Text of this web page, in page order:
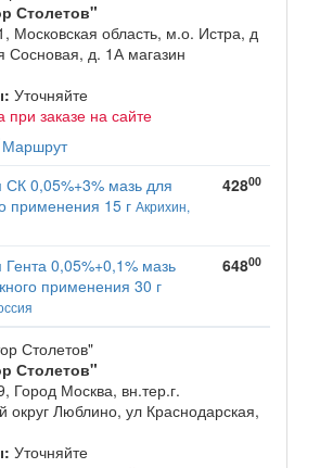
Столетов"
Московская область, м.о. Истра, д
Сосновая, д. 1А магазин
Уточняйте
при заказе на сайте
Маршрут
СК 0,05%+3% мазь для
применения 15 г Акрихин,
42800
0,05%+0,1% мазь
применения 30 г
64800
Столетов"
Город Москва, вн.тер.г.
округ Люблино, ул Краснодарская,
Уточняйте